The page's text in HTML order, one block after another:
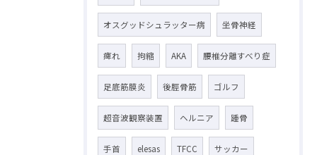
オスグッドシュラッター病 坐骨神経
痺れ 拘縮 AKA 腰椎分離すべり症
足底筋膜炎 後脛骨筋 ゴルフ
超音波観察装置 ヘルニア 踵骨
手首 elesas TFCC サッカー